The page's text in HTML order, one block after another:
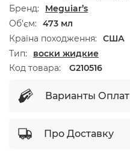
Бренд
Meguiar’s
Об'єм
473 мл
Країна походження
США
Тип
воски жидкие
Код товара:
G210516
Варианты
Про Доставку